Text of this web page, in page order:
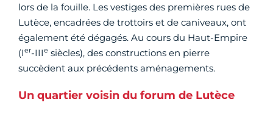
lors de la fouille. Les vestiges des premières rues de
Lutèce, encadrées de trottoirs et de caniveaux, ont
également été dégagés. Au cours du Haut-Empire
(Ier-IIIe siècles), des constructions en pierre
succèdent aux précédents aménagements.
Un quartier voisin du forum de Lutèce